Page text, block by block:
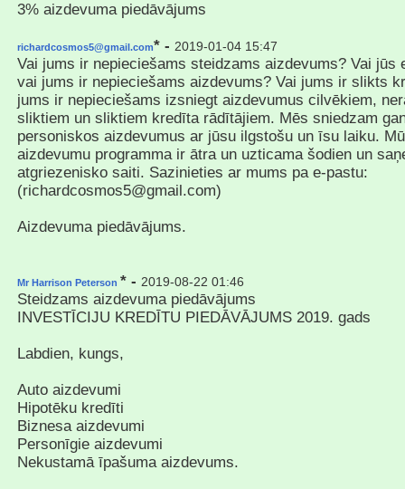
3% aizdevuma piedāvājums
richardcosmos5@gmail.com* - 2019-01-04 15:47
Vai jums ir nepieciešams steidzams aizdevums? Vai jūs
vai jums ir nepieciešams aizdevums? Vai jums ir slikts
jums ir nepieciešams izsniegt aizdevumus cilvēkiem,
sliktiem un sliktiem kredīta rādītājiem. Mēs sniedzam
personiskos aizdevumus ar jūsu ilgstošu un īsu laiku.
aizdevumu programma ir ātra un uzticama šodien un
atgriezenisko saiti. Sazinieties ar mums pa e-pastu:
(richardcosmos5@gmail.com)
Aizdevuma piedāvājums.
Mr Harrison Peterson * - 2019-08-22 01:46
Steidzams aizdevuma piedāvājums
INVESTĪCIJU KREDĪTU PIEDĀVĀJUMS 2019. gads
Labdien, kungs,
Auto aizdevumi
Hipotēku kredīti
Biznesa aizdevumi
Personīgie aizdevumi
Nekustamā īpašuma aizdevums.